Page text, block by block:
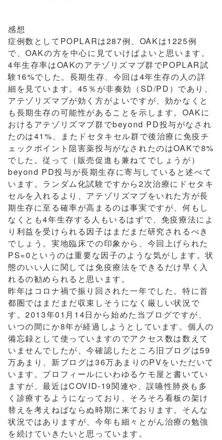
感想
症例数としてPOPLARは287例、OAKは1225例
で、OAKの方を中心に見ていけばよいと思います。
4年生存率はOAKのアテゾリズマブ群でPOPLAR試
験16%でした。長期生存、今回は4年生存の人の詳
細を見ています。45％が非奏効（SD/PD）であり、
アテゾリズマブが効く方がよいですが、効かなくと
も長期生存の可能性があることを示します。OAKに
おけるアテゾリズマブ群でbeyond PD投与がなされ
たのは41%、またドセタキセル群で後治療に免疫チ
ェックポイント阻害薬投与がなされたのはOAKで8%
でした。従って（販売促進も兼ねてでしょうが）
beyond PD投与が長期生存に寄与していると述べて
います。ランダム化試験ですから2次治療にドセタキ
セルを入れるより、アテゾリズマブをいれた方が長
期生存に至る確率が高まるのは事実ですが、何もし
なくとも4年生存する人もいるはずで、免疫療法によ
り利益を受けられる因子はまだまだ研究されるべき
でしょう。実地臨床での印象から、今回上げられた
PS=0というのは重要な因子のような気がします。状
態のいい人に関しては免疫療法をできるだけ早く入
れるの勧められると思います。
昨年はコロナ禍で振り回された一年でした。特に首
都圏ではまだまだ収束しそうになく厳しい状況で
す。2013年01月14日から始めた当ブログですが、
いつの間にか8年が経過しようとしています。個人の
備忘録として使っていますのでアクセス数は数えて
いませんでしたが、今確認したところ旧ブログは59
万あまり、新ブログは36万あまりのPVをいただいて
います。プロフィールにいわゆるケモ屋と書いてい
ますが、最近はCOVID-19関連や、誤嚥性肺炎も多
く診療するようになっており、そろそろ看板の架け
替えを考えねばならぬ時期に来ております。そんな
状況ではありますが、今年も細々とがん治療の勉強
を続けていきたいと思っています。